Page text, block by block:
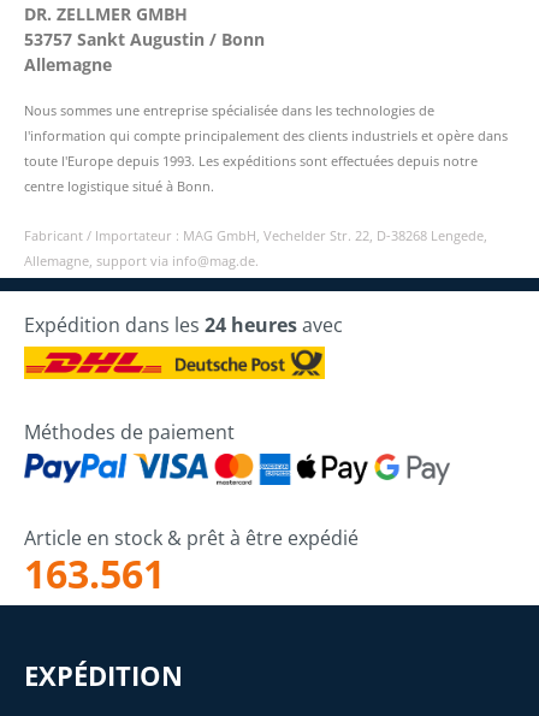
DR. ZELLMER GMBH
53757 Sankt Augustin / Bonn
Allemagne
Nous sommes une entreprise spécialisée dans les technologies de
l'information qui compte principalement des clients industriels et opère dans
toute l'Europe depuis 1993. Les expéditions sont effectuées depuis notre
centre logistique situé à Bonn.
Fabricant / Importateur : MAG GmbH, Vechelder Str. 22, D-38268 Lengede,
Allemagne, support via info@mag.de.
Expédition dans les 24 heuresavec
Méthodes de paiement
Article en stock & prêt à être expédié
163.561
EXPÉDITION